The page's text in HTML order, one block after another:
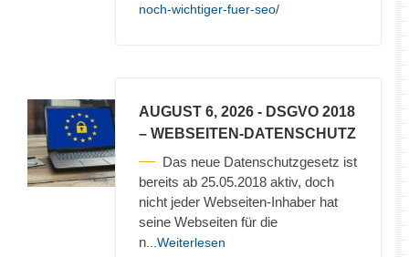
noch-wichtiger-fuer-seo/
AUGUST 6, 2026 - DSGVO 2018
– WEBSEITEN-DATENSCHUTZ
Das neue Datenschutzgesetz ist
bereits ab 25.05.2018 aktiv, doch
nicht jeder Webseiten-Inhaber hat
seine Webseiten für die
n ...Weiterlesen